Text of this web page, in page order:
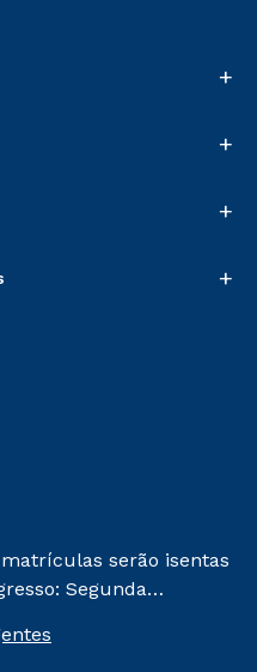
+
+
+
+
serão isentas
Segunda
matrícula será de R$